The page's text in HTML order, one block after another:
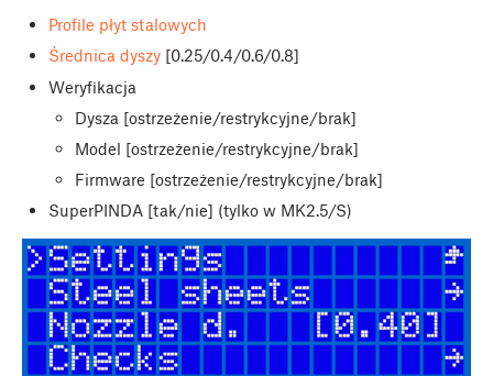
Profile płyt stalowych
Średnica dyszy[0.25/0.4/0.6/0.8]
Weryfikacja
Dysza [ostrzeżenie/restrykcyjne/brak]
Model [ostrzeżenie/restrykcyjne/brak]
Firmware [ostrzeżenie/restrykcyjne/brak]
SuperPINDA [tak/nie] (tylko w MK2.5/S)